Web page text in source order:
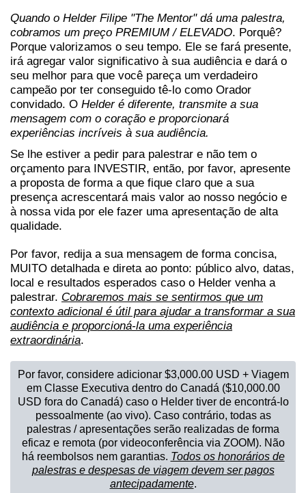
Quando o Helder Filipe "The Mentor" dá uma palestra,
cobramos um preço PREMIUM / ELEVADO. Porquê?
Porque valorizamos o seu tempo. Ele se fará presente,
irá agregar valor significativo à sua audiência e dará o
seu melhor para que você pareça um verdadeiro
campeão por ter conseguido tê-lo como Orador
convidado. O Helder é diferente, transmite a sua
mensagem com o coração e proporcionará
experiências incríveis à sua audiência.
Se lhe estiver a pedir para palestrar e não tem o
orçamento para INVESTIR, então, por favor, apresente
a proposta de forma a que fique claro que a sua
presença acrescentará mais valor ao nosso negócio e
à nossa vida por ele fazer uma apresentação de alta
qualidade.
Por favor, redija a sua mensagem de forma concisa,
MUITO detalhada e direta ao ponto: público alvo, datas,
local e resultados esperados caso o Helder venha a
palestrar. Cobraremos mais se sentirmos que um
contexto adicional é útil para ajudar a transformar a sua
audiência e proporcioná-la uma experiência
extraordinária.
Por favor, considere adicionar $3,000.00 USD + Viagem
em Classe Executiva dentro do Canadá ($10,000.00
USD fora do Canadá) caso o Helder tiver de encontrá-lo
pessoalmente (ao vivo). Caso contrário, todas as
palestras / apresentações serão realizadas de forma
eficaz e remota (por videoconferência via ZOOM). Não
há reembolsos nem garantias. Todos os honorários de
palestras e despesas de viagem devem ser pagos
antecipadamente.